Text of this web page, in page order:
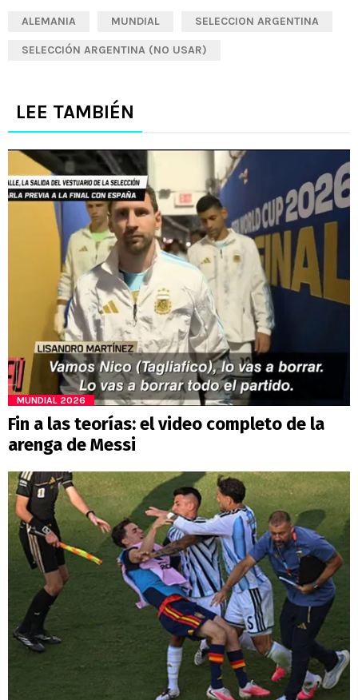
ALEMANIA MUNDIAL SELECCION ARGENTINA
SELECCIÓN ARGENTINA (NO USAR)
LEE TAMBIÉN
MUNDIAL 2026
Fin a las teorías: el video completo de la
arenga de Messi